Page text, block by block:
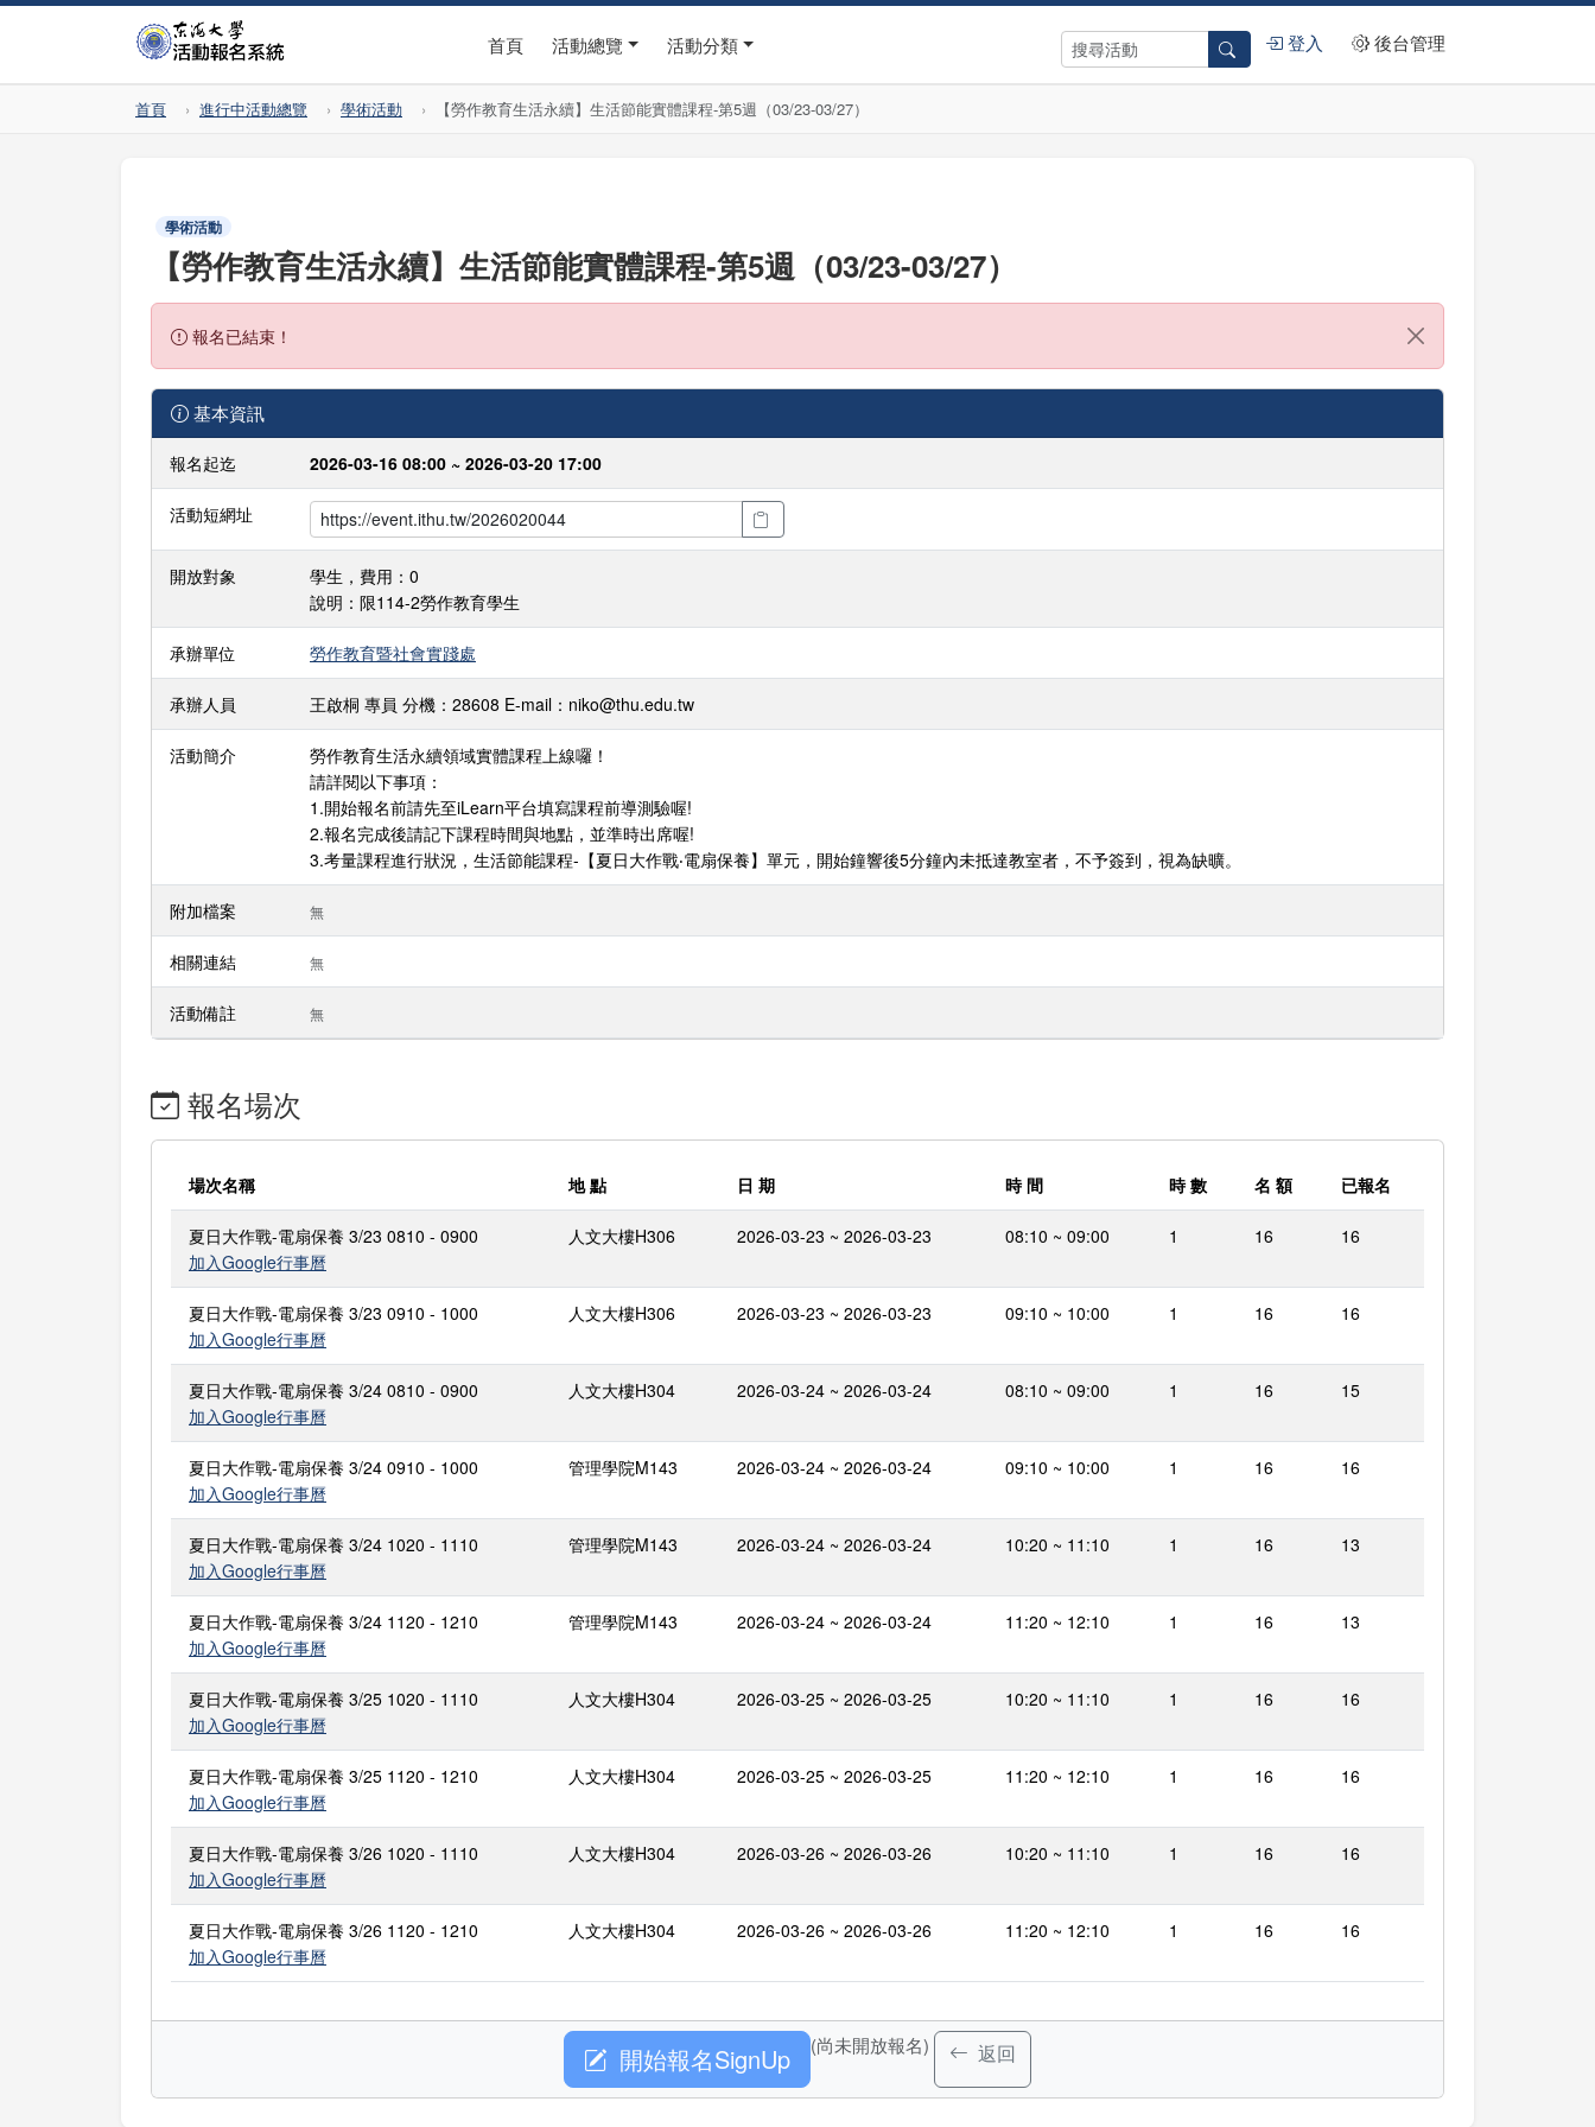
首頁 活動總覽 活動分類 登入 後台管理
首頁 進行中活動總覽 學術活動 【勞作教育生活永續】生活節能實體課程-第5週（03/23-03/27）
學術活動
【勞作教育生活永續】生活節能實體課程-第5週（03/23-03/27）
報名已結束！
基本資訊
報名起迄 2026-03-16 08:00 ~ 2026-03-20 17:00
活動短網址
開放對象
學生，費用：0
說明：限114-2勞作教育學生
承辦單位 勞作教育暨社會實踐處
承辦人員 王啟桐 專員 分機：28608 E-mail：niko@thu.edu.tw
活動簡介
勞作教育生活永續領域實體課程上線囉！
請詳閱以下事項：
1.開始報名前請先至iLearn平台填寫課程前導測驗喔!
2.報名完成後請記下課程時間與地點，並準時出席喔!
3.考量課程進行狀況，生活節能課程-【夏日大作戰‧電扇保養】單元，開始鐘響後5分鐘內未抵達教室者，不予簽到，視為缺曠。
附加檔案 無
相關連結 無
活動備註 無
報名場次
場次名稱 地 點 日 期 時 間 時 數 名 額 已報名
夏日大作戰-電扇保養 3/23 0810 - 0900
加入Google行事曆
人文大樓H306 2026-03-23 ~ 2026-03-23 08:10 ~ 09:00 1 16 16
夏日大作戰-電扇保養 3/23 0910 - 1000
加入Google行事曆
人文大樓H306 2026-03-23 ~ 2026-03-23 09:10 ~ 10:00 1 16 16
夏日大作戰-電扇保養 3/24 0810 - 0900
加入Google行事曆
人文大樓H304 2026-03-24 ~ 2026-03-24 08:10 ~ 09:00 1 16 15
夏日大作戰-電扇保養 3/24 0910 - 1000
加入Google行事曆
管理學院M143 2026-03-24 ~ 2026-03-24 09:10 ~ 10:00 1 16 16
夏日大作戰-電扇保養 3/24 1020 - 1110
加入Google行事曆
管理學院M143 2026-03-24 ~ 2026-03-24 10:20 ~ 11:10 1 16 13
夏日大作戰-電扇保養 3/24 1120 - 1210
加入Google行事曆
管理學院M143 2026-03-24 ~ 2026-03-24 11:20 ~ 12:10 1 16 13
夏日大作戰-電扇保養 3/25 1020 - 1110
加入Google行事曆
人文大樓H304 2026-03-25 ~ 2026-03-25 10:20 ~ 11:10 1 16 16
夏日大作戰-電扇保養 3/25 1120 - 1210
加入Google行事曆
人文大樓H304 2026-03-25 ~ 2026-03-25 11:20 ~ 12:10 1 16 16
夏日大作戰-電扇保養 3/26 1020 - 1110
加入Google行事曆
人文大樓H304 2026-03-26 ~ 2026-03-26 10:20 ~ 11:10 1 16 16
夏日大作戰-電扇保養 3/26 1120 - 1210
加入Google行事曆
人文大樓H304 2026-03-26 ~ 2026-03-26 11:20 ~ 12:10 1 16 16
開始報名SignUp (尚未開放報名) 返回